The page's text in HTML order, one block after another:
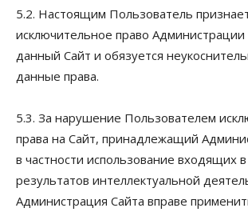
5.2. Настоящим Пользователь
исключительное право Администрации
данный Сайт и обязуется
данные права.
5.3. За нарушение Пользователем
права на Сайт, принадлежащий
в частности использование входящих в
результатов интеллектуальной
Администрация Сайта вправе